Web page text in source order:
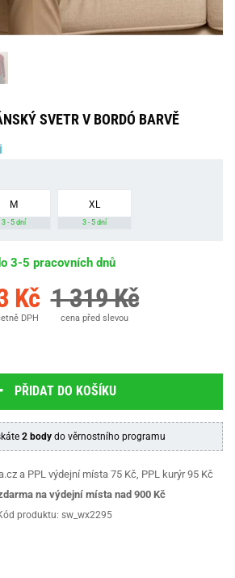
SVETR V BORDÓ BARVĚ
M
3 - 5 dní
XL
3 - 5 dní
3-5 pracovních dnů
Kč
DPH
1 319 Kč
cena před slevou
PŘIDAT DO KOŠÍKU
2 bodydo věrnostního programu
a PPL výdejní místa 75 Kč, PPL kurýr 95 Kč
na výdejní místa nad 900 Kč
produktu: sw_wx2295